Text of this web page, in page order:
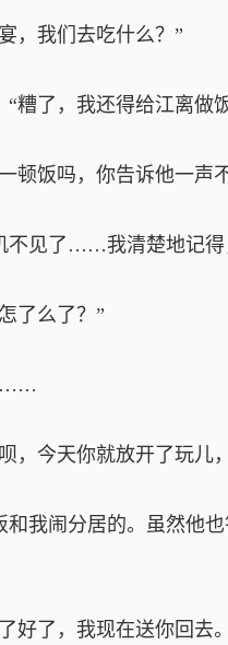
，我们去吃什么？”
糟了，我还得给江离做
饭吗，你告诉他一声
见了……我清楚地记得
了么了？”
……
今天你就放开了玩儿
我闹分居的。虽然他
好了，我现在送你回去